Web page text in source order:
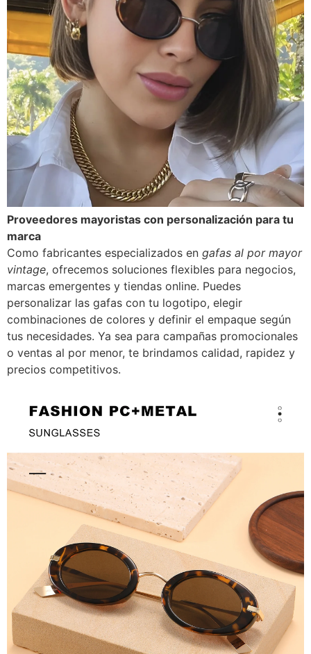
Proveedores mayoristas con personalización para tu
marca
Como fabricantes especializados en gafas al por mayor
vintage, ofrecemos soluciones flexibles para negocios,
marcas emergentes y tiendas online. Puedes
personalizar las gafas con tu logotipo, elegir
combinaciones de colores y definir el empaque según
tus necesidades. Ya sea para campañas promocionales
o ventas al por menor, te brindamos calidad, rapidez y
precios competitivos.